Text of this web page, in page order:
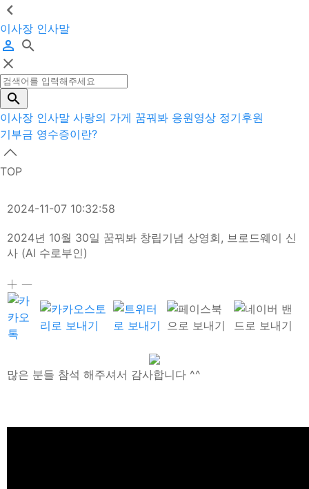
이사장 인사말
이사장 인사말 사랑의 가게 꿈꿔봐 응원영상 정기후원
기부금 영수증이란?
TOP
2024-11-07 10:32:58
2024년 10월 30일 꿈꿔봐 창립기념 상영회, 브로드웨이 신
사 (AI 수로부인)
많은 분들 참석 해주셔서 감사합니다 ^^